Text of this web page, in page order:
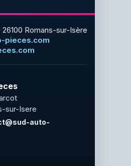
26100 Romans-sur-Isère
pieces.com
sur-Isere
auto-